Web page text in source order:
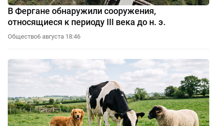
В Фергане обнаружили сооружения,
относящиеся к периоду III века до н. э.
Общество6 августа 18:46